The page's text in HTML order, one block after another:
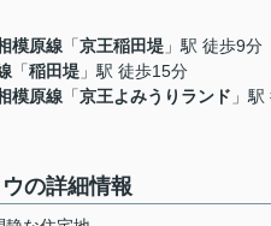
模原線 「京王稲田堤 」駅 徒歩9分
「稲田堤 」駅 徒歩15分
模原線 「京王よみうりランド 」
の詳細情報